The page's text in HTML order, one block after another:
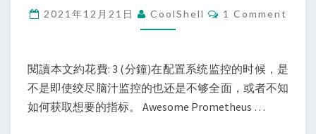
用
的
告
警
规
2021年12月21日 CoolShell Comments
1 Comment
閱讀本文約花費: 3 (分鐘)在配置系统监控的时候，是
不是即使绞尽脑汁监控的也还是不够全面，或者不知
如何获取想要的指标。 Awesome Prometheus …